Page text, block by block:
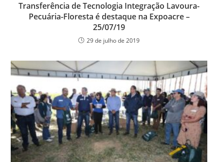
Transferência de Tecnologia Integração Lavoura-
Pecuária-Floresta é destaque na Expoacre –
25/07/19
29 de julho de 2019